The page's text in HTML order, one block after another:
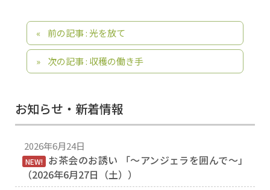
前の記事 : 光を放て
次の記事 : 収穫の働き手
お知らせ・新着情報
2026年6月24日
NEW!
お茶会のお誘い 「〜アンジェラを囲んで〜」
（2026年6月27日（土））